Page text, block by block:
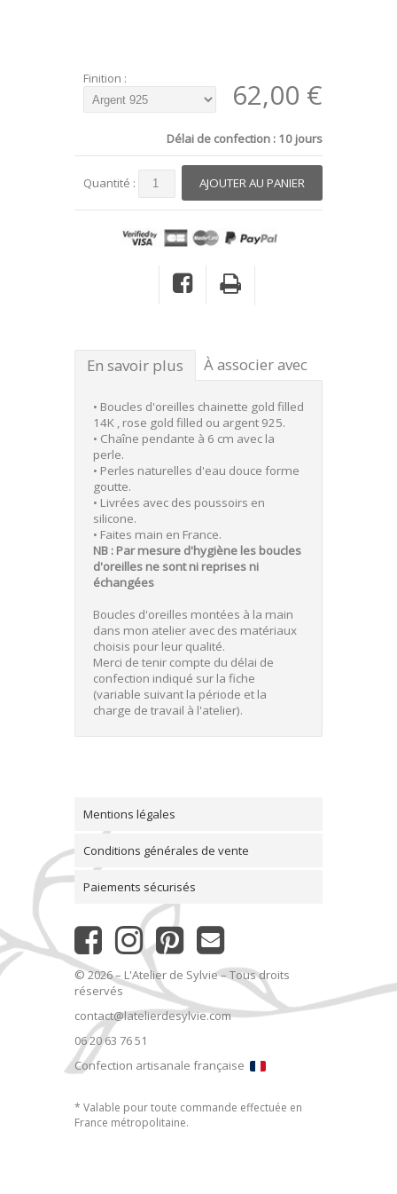
Finition : 62,00 €
Délai de confection : 10 jours
Quantité :
En savoir plus À associer avec
• Boucles d'oreilles chainette gold filled
14K , rose gold filled ou argent 925.
• Chaîne pendante à 6 cm avec la
perle.
• Perles naturelles d'eau douce forme
goutte.
• Livrées avec des poussoirs en
silicone.
• Faites main en France.
NB : Par mesure d'hygiène les boucles
d'oreilles ne sont ni reprises ni
échangées
Boucles d'oreilles montées à la main
dans mon atelier avec des matériaux
choisis pour leur qualité.
Merci de tenir compte du délai de
confection indiqué sur la fiche
(variable suivant la période et la
charge de travail à l'atelier).
Mentions légales
Conditions générales de vente
Paiements sécurisés
© 2026 – L'Atelier de Sylvie – Tous droits
réservés
contact@latelierdesylvie.com
06 20 63 76 51
Confection artisanale française
* Valable pour toute commande effectuée en
France métropolitaine.